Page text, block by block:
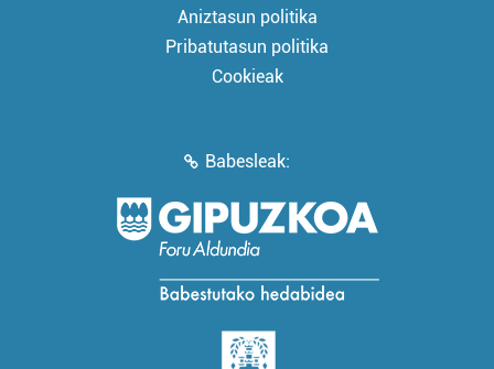
Aniztasun politika
Pribatutasun politika
Cookieak
Babesleak: